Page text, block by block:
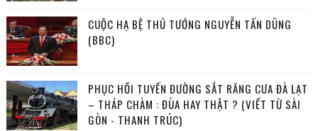
CUỘC HẠ BỆ THỦ TƯỚNG NGUYỄN TẤN DŨNG
(BBC)
PHỤC HỒI TUYẾN ĐƯỜNG SẮT RĂNG CƯA ĐÀ LẠT
– THÁP CHÀM : ĐÙA HAY THẬT ? (VIẾT TỪ SÀI
GÒN - THANH TRÚC)